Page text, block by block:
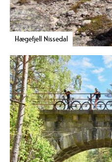
Hægefjell Nissedal